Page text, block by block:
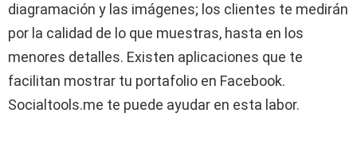
diagramación y las imágenes; los clientes te medirán
por la calidad de lo que muestras, hasta en los
menores detalles. Existen aplicaciones que te
facilitan mostrar tu portafolio en Facebook.
Socialtools.me te puede ayudar en esta labor.